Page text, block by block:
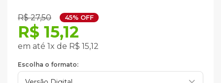
R$ 27,50 45% OFF
R$ 15,12
em até 1x de R$ 15,12
Escolha o formato: